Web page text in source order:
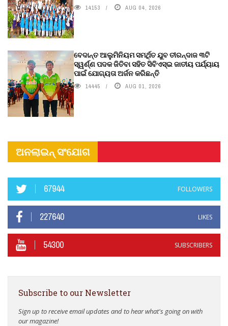
14153 AUG 04, 2026
ବେଦାନ୍ତ ଆଲୁମିନିୟମ ସମର୍ଥିତ ଯୁବ ତୀରନ୍ଦାଜ ୩ଟି
ସ୍ୱର୍ଣ୍ଣ ପଦକ ଜିତିବା ସହିତ ସିବିଏସ୍ଇ ଜାତୀୟ ପର୍ଯ୍ୟାୟ
ପାଇଁ ଯୋଗ୍ୟତା ଅର୍ଜନ କରିଛନ୍ତି
14445 AUG 01, 2026
ଅନଲାଇନ୍ ସଂଯୋଗ
67944 FOLLOWERS
227640 LIKES
54300 SUBSCRIBERS
Subscribe to our Newsletter
Sign up to receive email updates and to hear what's going on with
our magazine!